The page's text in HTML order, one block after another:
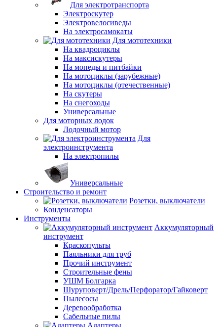
Для электротранспорта
Электроскутер
Электровелосиведы
На электросамокаты
Для мототехники
На квадроциклы
На максискутеры
На мопеды и питбайки
На мотоциклы (зарубежные)
На мотоциклы (отечественные)
На скутеры
На снегоходы
Универсальные
Для моторных лодок
Лодочный мотор
Для
электроинструмента
На электропилы
Универсальные
Строительство и ремонт
Розетки, выключатели
Конденсаторы
Инструменты
Аккумуляторный
инструмент
Краскопульты
Паяльники для труб
Прочий инструмент
Строительные фены
УШМ Болгарка
Шуруповерт/Дрель/Перфоратор/Гайковерт
Пылесосы
Деревообработка
Сабельные пилы
Адаптеры